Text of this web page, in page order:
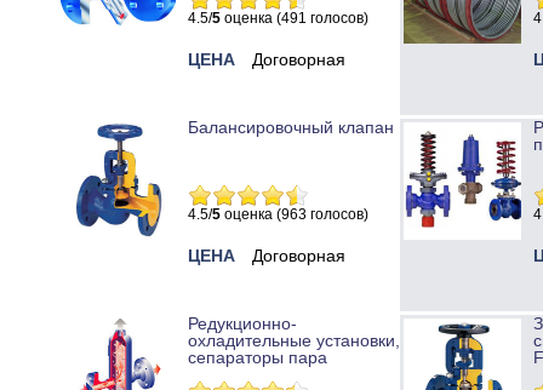
4.5/5 оценка (491 голосов)
ЦЕНА Договорная
Балансировочный клапан
4.5/5 оценка (963 голосов)
ЦЕНА Договорная
Редукционно-
охладительные установки,
сепараторы пара